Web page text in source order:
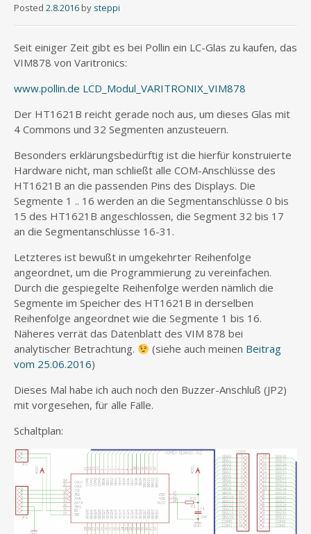
Posted 2.8.2016 by steppi
Seit einiger Zeit gibt es bei Pollin ein LC-Glas zu kaufen, das
VIM878 von Varitronics:
www.pollin.de LCD_Modul_VARITRONIX_VIM878
Der HT1621B reicht gerade noch aus, um dieses Glas mit
4 Commons und 32 Segmenten anzusteuern.
Besonders erklärungsbedürftig ist die hierfür konstruierte
Hardware nicht, man schließt alle COM-Anschlüsse des
HT1621B an die passenden Pins des Displays. Die
Segmente 1 .. 16 werden an die Segmentanschlüsse 0 bis
15 des HT1621B angeschlossen, die Segment 32 bis 17
an die Segmentanschlüsse 16-31.
Letzteres ist bewußt in umgekehrter Reihenfolge
angeordnet, um die Programmierung zu vereinfachen.
Durch die gespiegelte Reihenfolge werden nämlich die
Segmente im Speicher des HT1621B in derselben
Reihenfolge angeordnet wie die Segmente 1 bis 16.
Näheres verrät das Datenblatt des VIM 878 bei
analytischer Betrachtung.
(siehe auch meinen Beitrag
vom 25.06.2016)
Dieses Mal habe ich auch noch den Buzzer-Anschluß (JP2)
mit vorgesehen, für alle Fälle.
Schaltplan: